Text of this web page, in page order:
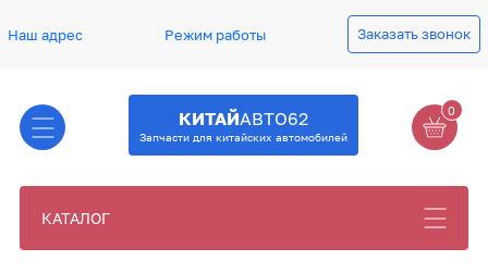
Наш адрес Режим работы Заказать звонок
КИТАЙАВТО62
Запчасти для китайских автомобилей
0
КАТАЛОГ